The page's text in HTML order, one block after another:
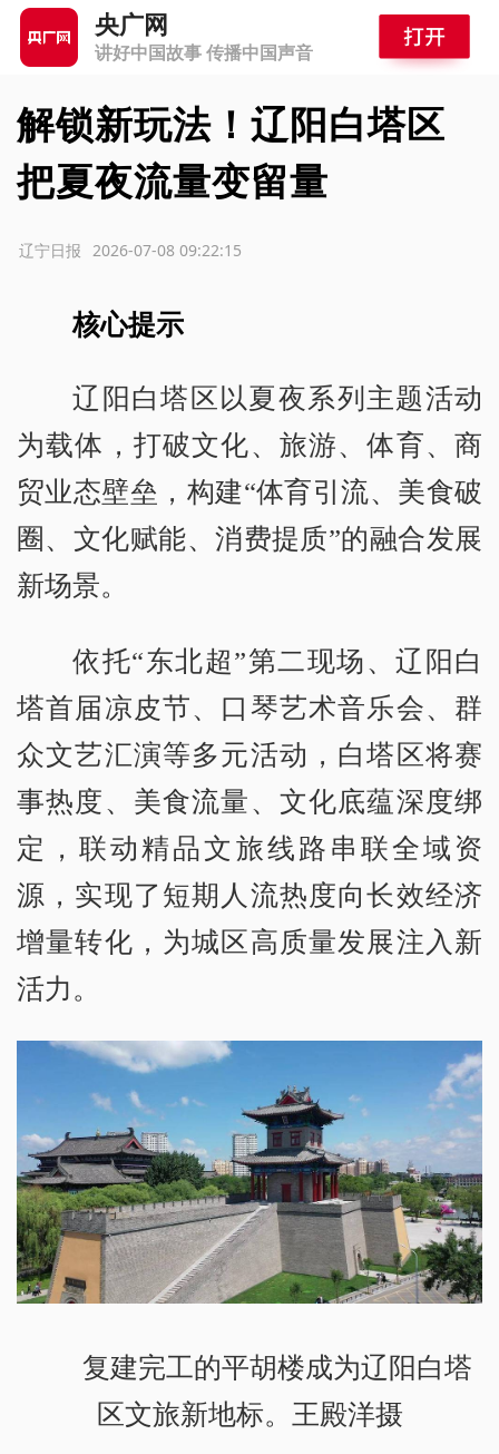
央广网
讲好中国故事 传播中国声音
解锁新玩法！辽阳白塔区
把夏夜流量变留量
2026-07-08 09:22:15
辽宁日报
核心提示
辽阳白塔区以夏夜系列主题活动
为载体，打破文化、旅游、体育、商
贸业态壁垒，构建“体育引流、美食破
圈、文化赋能、消费提质”的融合发展
新场景。
依托“东北超”第二现场、辽阳白
塔首届凉皮节、口琴艺术音乐会、群
众文艺汇演等多元活动，白塔区将赛
事热度、美食流量、文化底蕴深度绑
定，联动精品文旅线路串联全域资
源，实现了短期人流热度向长效经济
增量转化，为城区高质量发展注入新
活力。
复建完工的平胡楼成为辽阳白塔
区文旅新地标。王殿洋摄